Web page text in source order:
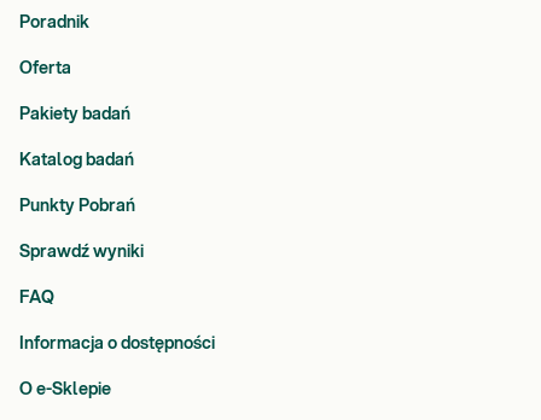
Poradnik
Oferta
Pakiety badań
Katalog badań
Punkty Pobrań
Sprawdź wyniki
FAQ
Informacja o dostępności
O e-Sklepie